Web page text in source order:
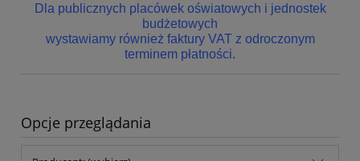
Dla publicznych placówek oświatowych i jednostek
budżetowych
wystawiamy również faktury VAT z odroczonym
terminem płatności.
Opcje przeglądania